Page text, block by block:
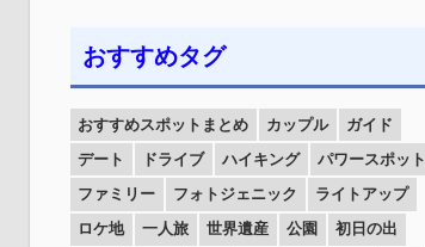
おすすめタグ
おすすめスポットまとめ カップル
ガイド
デート
ドライブ ハイキング
パワースポット
ファミリー
フォトジェニック
ライトアップ
ロケ地
一人旅 世界遺産 公園
初日の出